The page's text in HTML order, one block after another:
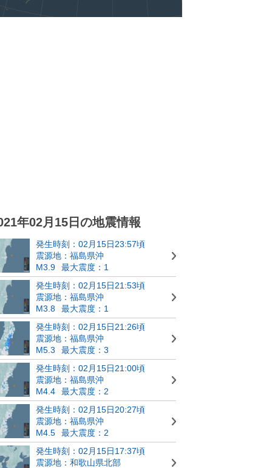
年02月15日の地震情報
発生時刻：02月15日23:57頃
震源地：福島県沖
M3.9
最大震度：1
発生時刻：02月15日21:53頃
震源地：福島県沖
M3.8
最大震度：1
発生時刻：02月15日21:26頃
震源地：福島県沖
M5.3
最大震度：3
発生時刻：02月15日21:00頃
震源地：福島県沖
M4.4
最大震度：2
発生時刻：02月15日20:27頃
震源地：福島県沖
M4.5
最大震度：2
発生時刻：02月15日17:37頃
震源地：和歌山県北部